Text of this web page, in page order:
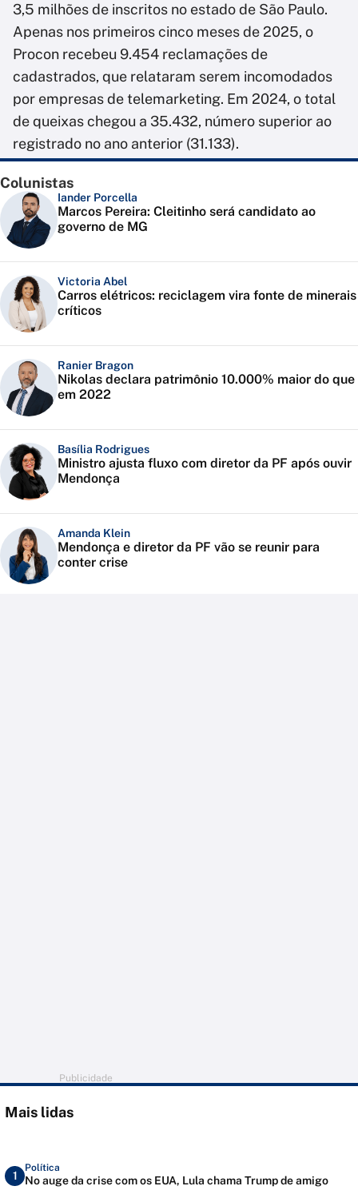
3,5 milhões de inscritos no estado de São Paulo.
Apenas nos primeiros cinco meses de 2025, o
Procon recebeu 9.454 reclamações de
cadastrados, que relataram serem incomodados
por empresas de telemarketing. Em 2024, o total
de queixas chegou a 35.432, número superior ao
registrado no ano anterior (31.133).
Colunistas
Iander Porcella
Marcos Pereira: Cleitinho será candidato ao
governo de MG
Victoria Abel
Carros elétricos: reciclagem vira fonte de minerais
críticos
Ranier Bragon
Nikolas declara patrimônio 10.000% maior do que
em 2022
Basília Rodrigues
Ministro ajusta fluxo com diretor da PF após ouvir
Mendonça
Amanda Klein
Mendonça e diretor da PF vão se reunir para
conter crise
Publicidade
Mais lidas
1
Política
No auge da crise com os EUA, Lula chama Trump de amigo